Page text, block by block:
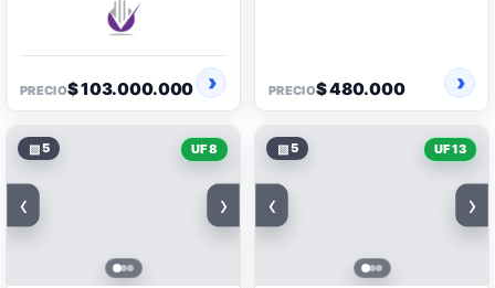
PRECIO$ 103.000.000 PRECIO$ 480.000
▧5 UF 8
‹ ›
▧5 UF 13
‹ ›